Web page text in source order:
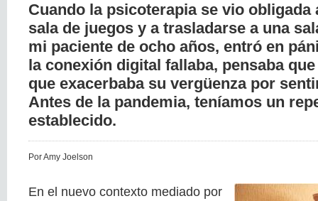
Cuando la psicoterapia se vio obligada
sala de juegos y a trasladarse a una
mi paciente de ocho años, entró en
la conexión digital fallaba, pensaba
que exacerbaba su vergüenza por
Antes de la pandemia, teníamos un
establecido.
Por Amy Joelson
En el nuevo contexto mediado por